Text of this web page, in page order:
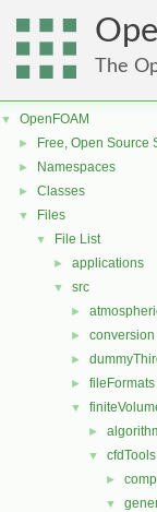
The
▼ OpenFOAM
► Free, Open Source
► Namespaces
► Classes
▼ Files
▼ File List
► applications
▼ src
►
► conversion
►
► fileFormats
▼
►
▼ cfdTools
►
▼